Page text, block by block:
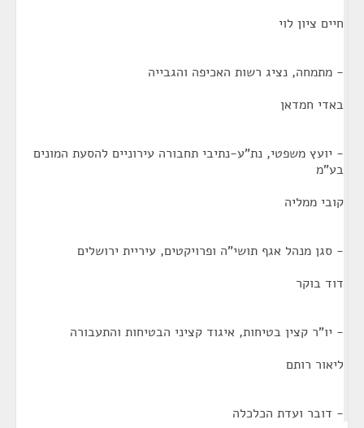
חיים ציון לוי
- מתמחה, נציג רשות האכיפה והגבייה
באדי חמדאן
- יועץ משפטי, נת"ע-נתיבי תחבורה עירוניים להסעת המונים
בע"מ
קובי ממליה
- סגן מנהל אגף תושי"ה ופרויקטים, עיריית ירושלים
דוד בוקר
- יו"ר קצין בטיחות, איגוד קציני הבטיחות והתעבורה
ליאור רותם
- דובר ועדת הכלכלה